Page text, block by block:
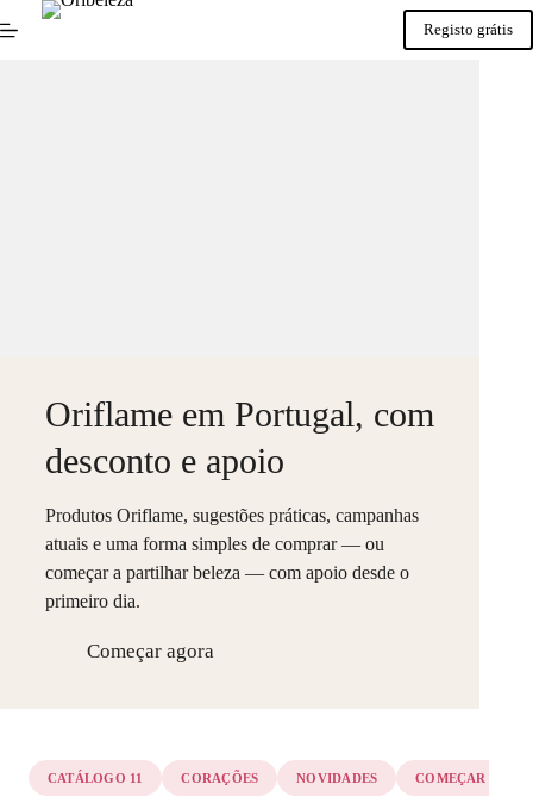
para
Registo grátis
Oriflame em Portugal, com
desconto e apoio
Produtos Oriflame, sugestões práticas, campanhas
atuais e uma forma simples de comprar — ou
começar a partilhar beleza — com apoio desde o
primeiro dia.
Começar agora
CATÁLOGO 11 CORAÇÕES NOVIDADES COMEÇAR